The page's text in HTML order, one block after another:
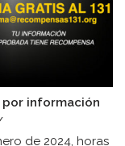
información
de 2024, horas